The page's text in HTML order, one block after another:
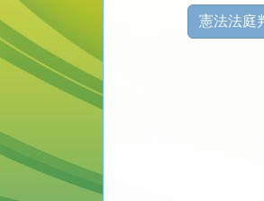
憲法法庭